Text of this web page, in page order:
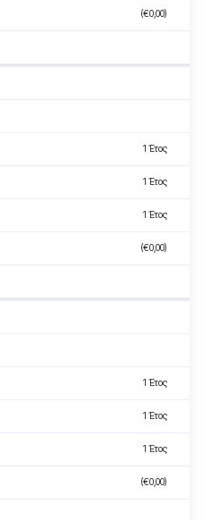
(€0,00)
1 Έτος
1 Έτος
1 Έτος
(€0,00)
1 Έτος
1 Έτος
1 Έτος
(€0,00)